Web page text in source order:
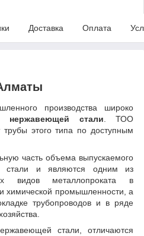
Доставка Оплата
производства широко
нержавеющей стали. ТОО
трубы этого типа по доступным
часть объема выпускаемого
стали и являются одним из
видов металлопроката в
химической промышленности, а
трубопроводов и в ряде
стали, отличаются